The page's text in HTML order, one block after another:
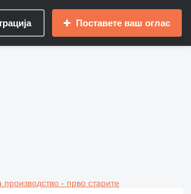
Поставете ваш оглас
производство - прво старите